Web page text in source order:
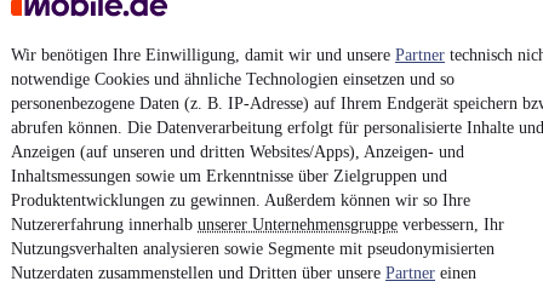
Wir benötigen Ihre Einwilligung, damit wir und unsere Partner technisch
notwendige Cookies und ähnliche Technologien einsetzen und so
personenbezogene Daten (z. B. IP-Adresse) auf Ihrem Endgerät speichern
abrufen können. Die Datenverarbeitung erfolgt für personalisierte Inhalte und
Anzeigen (auf unseren und dritten Websites/Apps), Anzeigen- und
Inhaltsmessungen sowie um Erkenntnisse über Zielgruppen und
Produktentwicklungen zu gewinnen. Außerdem können wir so Ihre
Nutzererfahrung innerhalb unserer Unternehmensgruppe verbessern, Ihr
Nutzungsverhalten analysieren sowie Segmente mit pseudonymisierten
Nutzerdaten zusammenstellen und Dritten über unsere Partner einen
Finanzierung ab 87 €
EZ 06/2018•107.140 km•66 kW (90 PS)•Benzin
Klima
Kontakt